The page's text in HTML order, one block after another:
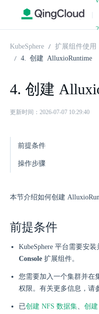
|
KubeSphere 扩展组件使用
4. 创建 AlluxioRuntime
4. 创建
更新时间：2026-07-07 10:29:40
前提条件
操作步骤
本节介绍如何创建
前提条件
KubeSphere 平台需要安装
Console 扩展组件。
您需要加入一个集群并在
权限。有关更多信息，请
已创建 NFS 数据集、 创建